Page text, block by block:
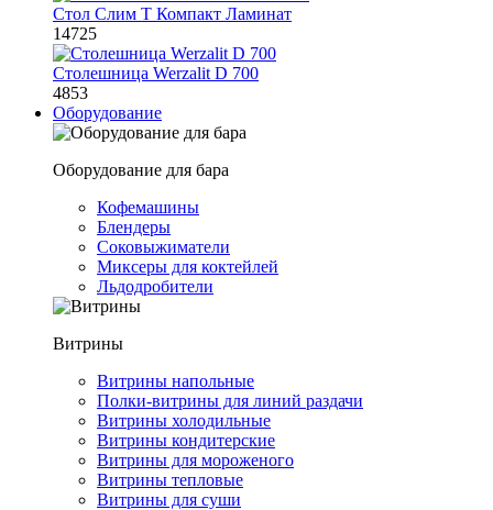
Стол Слим Т Компакт Ламинат
14725
Столешница Werzalit D 700
4853
Оборудование
Оборудование для бара
Кофемашины
Блендеры
Соковыжиматели
Миксеры для коктейлей
Льдодробители
Витрины
Витрины напольные
Полки-витрины для линий раздачи
Витрины холодильные
Витрины кондитерские
Витрины для мороженого
Витрины тепловые
Витрины для суши